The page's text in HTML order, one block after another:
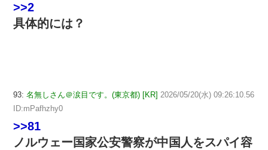
>>2
具体的には？
93: 名無しさん＠涙目です。(東京都) [KR] 2026/05/20(水) 09:26:10.56
ID:mPafhzhy0
>>81
ノルウェー国家公安警察が中国人をスパイ容